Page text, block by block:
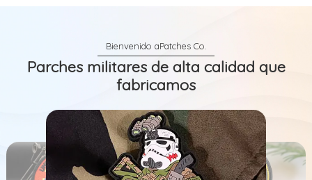
Parches militares de alta calidad que
fabricamos